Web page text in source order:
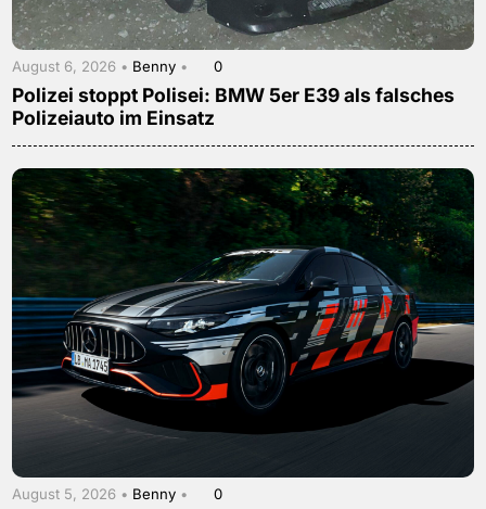
August 6, 2026 • Benny • 0
Polizei stoppt Polisei: BMW 5er E39 als falsches
Polizeiauto im Einsatz
August 5, 2026 • Benny • 0